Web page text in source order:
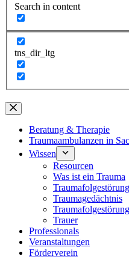
Search in content
tns_dir_ltg
Beratung & Therapie
Traumaambulanzen in
Wissen
Resourcen
Was ist ein Trauma
Traumagedächtnis
Trauer
Professionals
Veranstaltungen
Förderverein